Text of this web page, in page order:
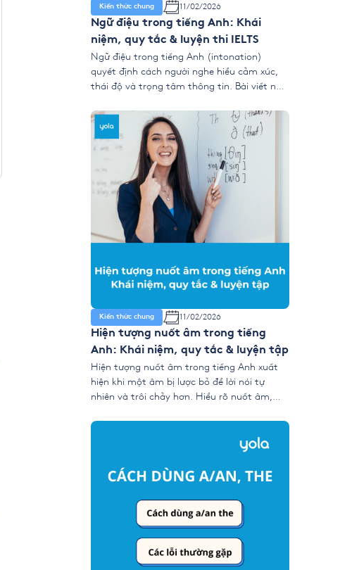
Kiến thức chung 11/02/2026
Ngữ điệu trong tiếng Anh: Khái
niệm, quy tắc & luyện thi IELTS
Ngữ điệu trong tiếng Anh (intonation)
quyết định cách người nghe hiểu cảm xúc,
thái độ và trọng tâm thông tin. Bài viết này
âm chính, nhóm ý và cách áp dụng vào
IELTS Speaking để nói tự nhiên, mạch lạc và
dễ đạt điểm cao. […]
Kiến thức chung 11/02/2026
Hiện tượng nuốt âm trong tiếng
Anh: Khái niệm, quy tắc & luyện tập
Hiện tượng nuốt âm trong tiếng Anh xuất
hiện khi một âm bị lược bỏ để lời nói tự
nhiên và trôi chảy hơn. Hiểu rõ nuốt âm,
âm và phát âm nhẹ giúp bạn cải thiện khả
năng nghe–nói, đặc biệt trong IELTS